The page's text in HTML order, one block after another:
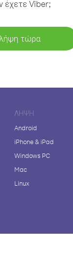
έχετε Viber;
τώρα
ΛΉΨΗ
Android
iPhone & iPad
Windows PC
Mac
Linux